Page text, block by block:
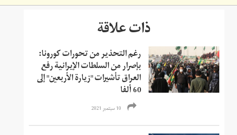
ذات علاقة
رغم التحذير من تحورات كورونا:
بإصرار من السلطات الإيرانية رفع
العراق تأشيرات "زيارة الأربعين" إلى
60 ألفا
10 سبتمبر 2021